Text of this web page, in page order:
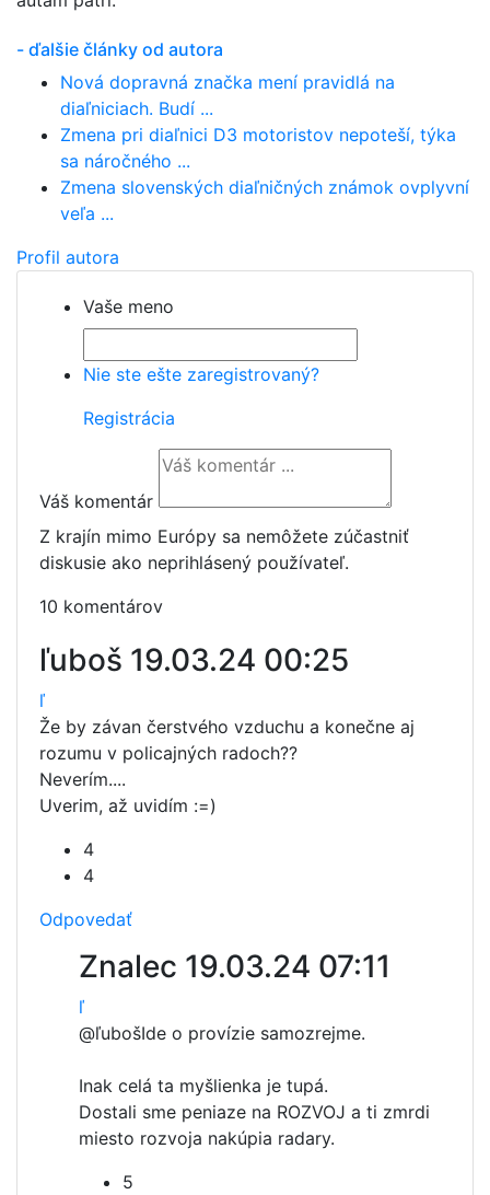
- ďalšie články od autora
Nová dopravná značka mení pravidlá na
diaľniciach. Budí ...
Zmena pri diaľnici D3 motoristov nepoteší, týka
sa náročného ...
Zmena slovenských diaľničných známok ovplyvní
veľa ...
Profil autora
Vaše meno
Nie ste ešte zaregistrovaný?
Registrácia
Váš komentár
Z krajín mimo Európy sa nemôžete zúčastniť
diskusie ako neprihlásený používateľ.
10 komentárov
ľuboš 19.03.24 00:25
ľ
Že by závan čerstvého vzduchu a konečne aj
rozumu v policajných radoch??
Neverím....
Uverim, až uvidím :=)
4
4
Odpovedať
Znalec 19.03.24 07:11
ľ
@ľubošIde o provízie samozrejme.
Inak celá ta myšlienka je tupá.
Dostali sme peniaze na ROZVOJ a ti zmrdi
miesto rozvoja nakúpia radary.
5